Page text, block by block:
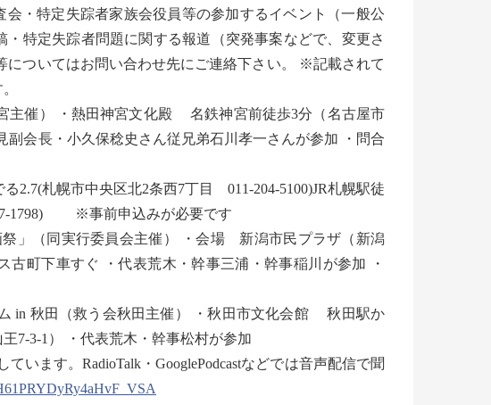
・特定失踪者家族会役員等の参加するイベント（一般公
特定失踪者問題に関する報道（突発事案などで、変更さ
ついてはお問い合わせ先にご連絡下さい。 ※記載されて
主催） ・熱田神宮文化殿 名鉄神宮前徒歩3分（名古屋市
会長・小久保稔史さん従兄弟石川孝一さんが参加 ・問合
2.7(札幌市中央区北2条西7丁目 011-204-5100)JR札幌駅徒
1798) ※事前申込みが必要です
」（同実行委員会主催） ・会場 新潟市民プラザ（新潟
古町下車すぐ ・代表荒木・幹事三浦・幹事稲川が参加 ・
in 秋田（救う会秋田主催） ・秋田市文化会館 秋田駅か
7-3-1） ・代表荒木・幹事松村が参加
ます。RadioTalk・GooglePodcastなどでは音声配信で聞